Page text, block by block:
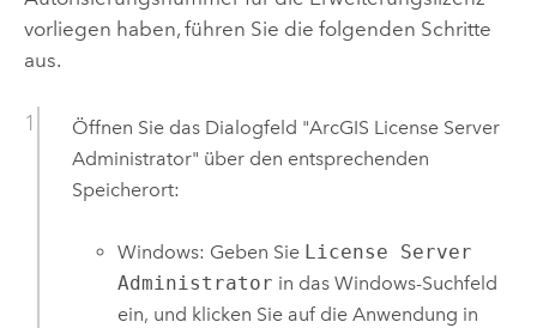
vorliegen haben, führen Sie die folgenden Schritte
aus.
Öffnen Sie das Dialogfeld "ArcGIS License Server
Administrator" über den entsprechenden
Speicherort:
Windows: Geben Sie License Server
Administrator in dasWindows-Suchfeld
ein, und klicken Sie auf die Anwendung in